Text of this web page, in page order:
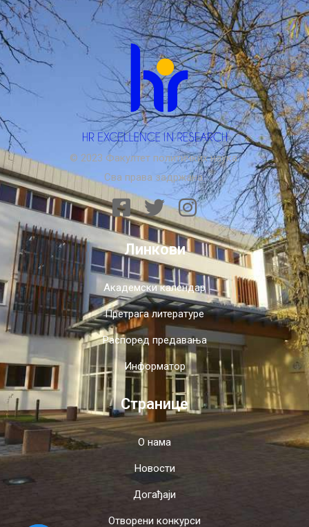
© 2023 Факултет политичких наука.
Сва права задржана.
Линкови
Академски календар
Претрага литературе
Распоред предавања
Информатор
Странице
О нама
Новости
Догађаји
Отворени конкурси